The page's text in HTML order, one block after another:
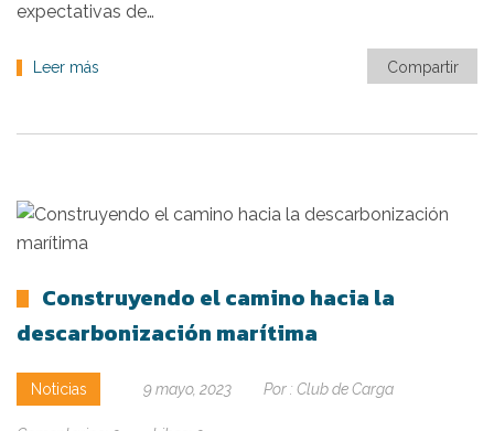
expectativas de…
Leer más Compartir
Construyendo el camino hacia la
descarbonización marítima
Noticias 9 mayo, 2023 Por : Club de Carga